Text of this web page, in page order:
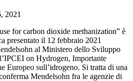
2021
for carbon dioxide methanization” è
presentato il 12 febbraio 2021
al Ministero dello Sviluppo
on Hydrogen, Importante
Europeo sull’idrogeno. Si tratta di una
Mendelsohn fra le agenzie di